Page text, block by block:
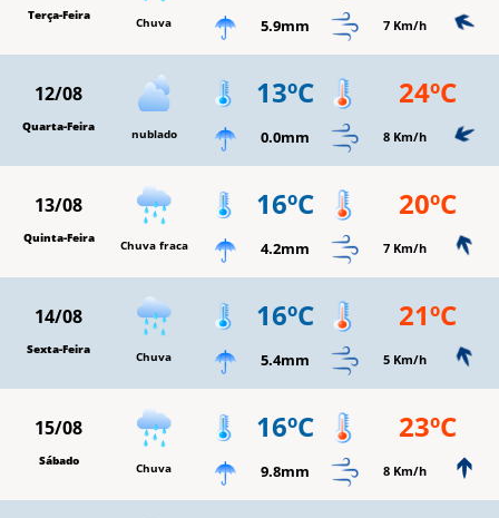
Terça-Feira Chuva 5.9mm 7 Km/h
12/08
Quarta-Feira nublado
13ºC 24ºC
0.0mm 8 Km/h
13/08
Quinta-Feira Chuva fraca
16ºC 20ºC
4.2mm 7 Km/h
14/08
Sexta-Feira Chuva
16ºC 21ºC
5.4mm 5 Km/h
15/08
Sábado Chuva
16ºC 23ºC
9.8mm 8 Km/h